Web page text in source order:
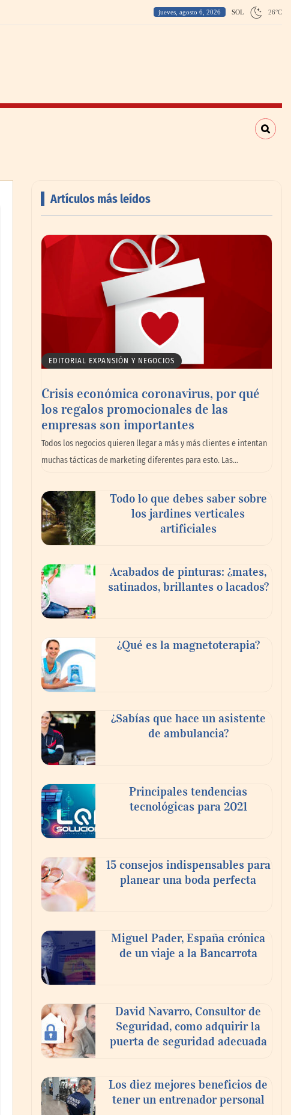
jueves, agosto 6, 2026 SOL 26°C
Artículos más leídos
EDITORIAL EXPANSIÓN Y NEGOCIOS
Crisis económica coronavirus, por qué
los regalos promocionales de las
empresas son importantes
Todos los negocios quieren llegar a más y más clientes e intentan
muchas tácticas de marketing diferentes para esto. Las…
Todo lo que debes saber sobre
los jardines verticales
artificiales
Acabados de pinturas: ¿mates,
satinados, brillantes o lacados?
¿Qué es la magnetoterapia?
¿Sabías que hace un asistente
de ambulancia?
Principales tendencias
tecnológicas para 2021
15 consejos indispensables para
planear una boda perfecta
Miguel Pader, España crónica
de un viaje a la Bancarrota
David Navarro, Consultor de
Seguridad, como adquirir la
puerta de seguridad adecuada
Los diez mejores beneficios de
tener un entrenador personal